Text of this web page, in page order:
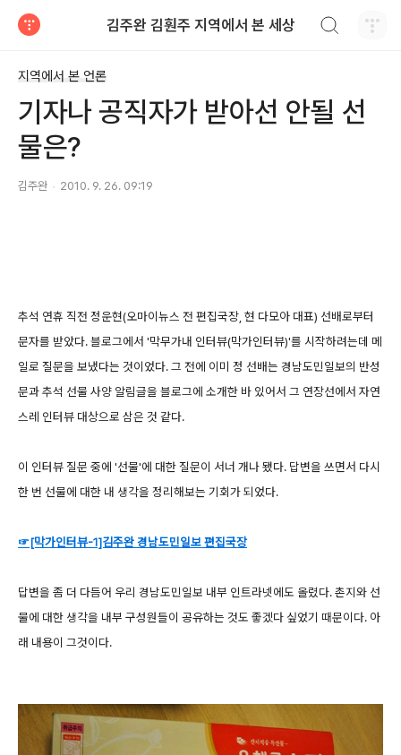
김주완 김훤주 지역에서 본 세상
지역에서 본 언론
기자나 공직자가 받아선 안될 선
물은?
김주완 2010. 9. 26. 09:19
추석 연휴 직전 정운현(오마이뉴스 전 편집국장, 현 다모아 대표) 선배로부터
문자를 받았다. 블로그에서 '막무가내 인터뷰(막가인터뷰)'를 시작하려는데 메
일로 질문을 보냈다는 것이었다. 그 전에 이미 정 선배는 경남도민일보의 반성
문과 추석 선물 사양 알림글을 블로그에 소개한 바 있어서 그 연장선에서 자연
스레 인터뷰 대상으로 삼은 것 같다.
이 인터뷰 질문 중에 '선물'에 대한 질문이 서너 개나 됐다. 답변을 쓰면서 다시
한 번 선물에 대한 내 생각을 정리해보는 기회가 되었다.
☞[막가인터뷰-1]김주완 경남도민일보 편집국장
답변을 좀 더 다듬어 우리 경남도민일보 내부 인트라넷에도 올렸다. 촌지와 선
물에 대한 생각을 내부 구성원들이 공유하는 것도 좋겠다 싶었기 때문이다. 아
래 내용이 그것이다.